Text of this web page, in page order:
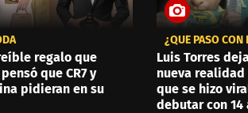
regalo que
que CR7 y
pidieran en su
¿QUÉ PASÓ CON
Luis Torres
nueva
que se hizo
debutar con 14